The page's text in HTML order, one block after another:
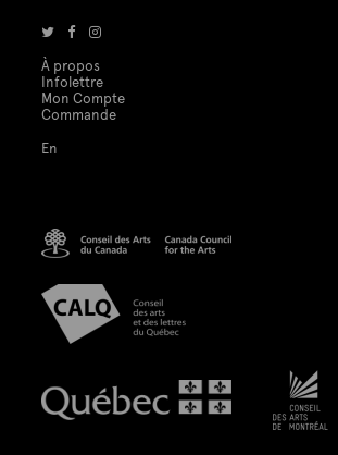
À propos
Infolettre
Mon Compte
Commande
En